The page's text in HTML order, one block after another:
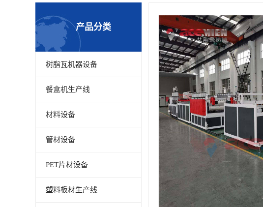
产品分类
树脂瓦机器设备
餐盒机生产线
材料设备
管材设备
PET片材设备
塑料板材生产线